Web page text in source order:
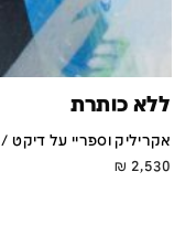
ללא כותרת
אקריליק וספריי על דיקט / 45x30x2 ס''מ
2,530
₪